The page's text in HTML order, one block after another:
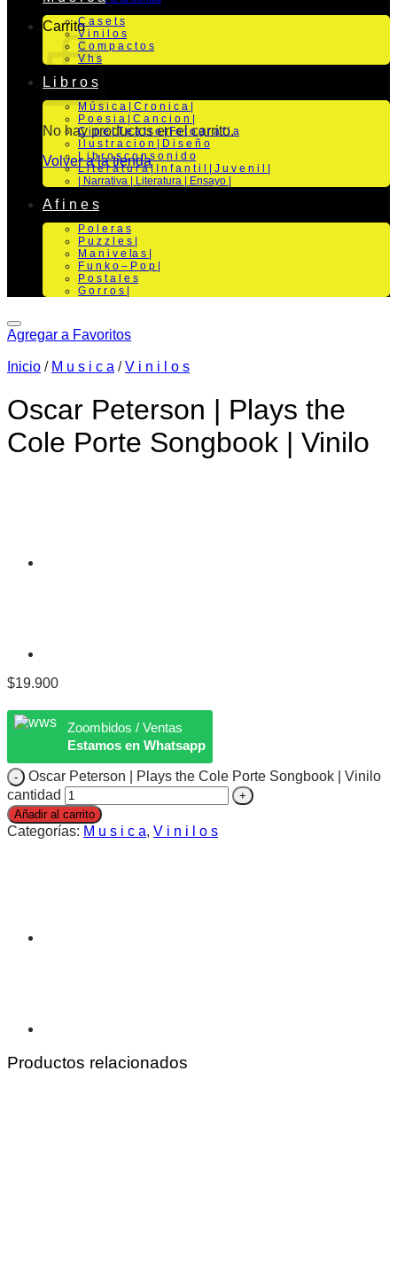
Carrito
No hay productos en el carrito.
Volver a la tienda
C a s e t s
V i n i l o s
C o m p a c t o s
V h s
L i b r o s
M ú s i c a | C r o n i c a |
P o e s i a | C a n c i o n |
C i n e | T e a t r o | Fo t o g r a f i a
I l u s t r a c i o n | D i s e ñ o
L i b r o s c o n s o n i d o
L i t e r a t u r a | I n f a n t i l | J u v e n i l |
| Narrativa | Literatura | Ensayo |
A f i n e s
P o l e r a s
P u z z l e s |
M a n i v e la s |
F u n k o – P o p |
P o s t a l e s
G o r r o s |
Agregar a Favoritos
Inicio / M u s i c a / V i n i l o s
Oscar Peterson | Plays the
Cole Porte Songbook | Vinilo
$19.900
Zoombidos / Ventas
Estamos en Whatsapp
Oscar Peterson | Plays the Cole Porte Songbook | Vinilo
cantidad
Añadir al carrito
Categorías: M u s i c a, V i n i l o s
Productos relacionados